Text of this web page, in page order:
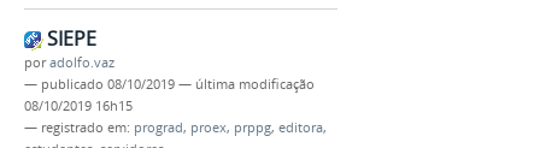
SIEPE
poradolfo.vaz
— publicado 08/10/2019 — última modificação
08/10/2019 16h15
— registrado em: prograd, proex, prppg, editora,